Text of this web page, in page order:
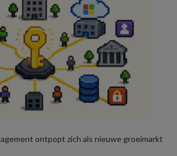
ontpopt zich als nieuwe groeimarkt